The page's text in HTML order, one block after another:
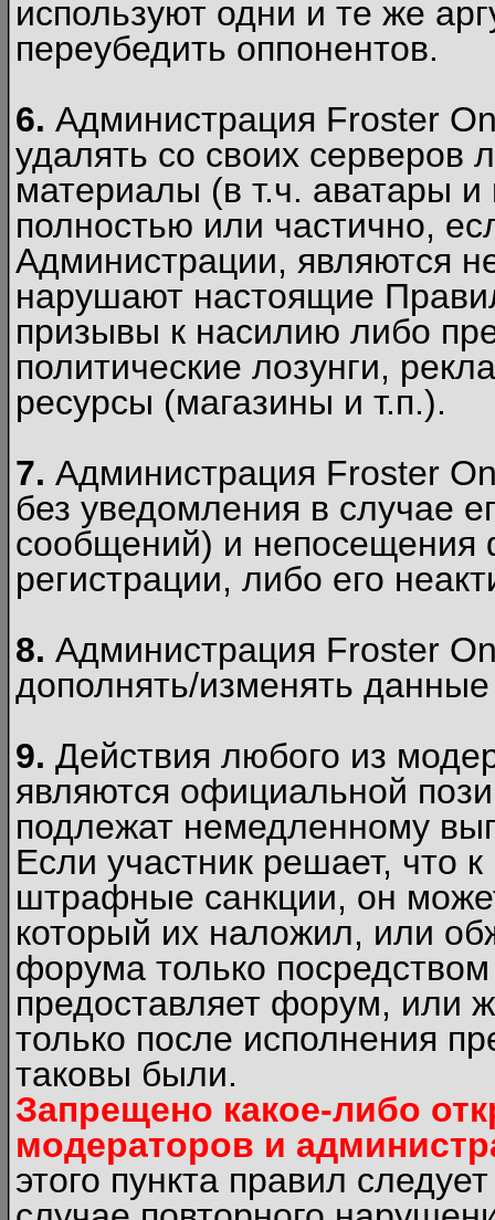
используют одни и те же
переубедить оппонентов.
6. Администрация Froster
удалять со своих
материалы (в т.ч. аватары и
полностью или частично,
Администрации, являются
нарушают настоящие
призывы к насилию либо
политические лозунги,
ресурсы (магазины и т.п.).
7. Администрация Froster
без уведомления в случае
сообщений) и непосещения
регистрации, либо его
8. Администрация Froster
дополнять/изменять
9. Действия любого из
являются официальной
подлежат немедленному
Если участник решает, что
штрафные санкции, он
который их наложил, или
форума только
предоставляет форум, или
только после исполнения
таковы были.
Запрещено какое-либо
модераторов и
этого пункта правил